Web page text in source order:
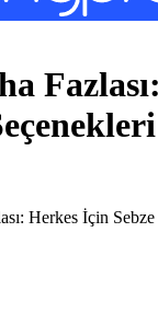
Herkes İçin